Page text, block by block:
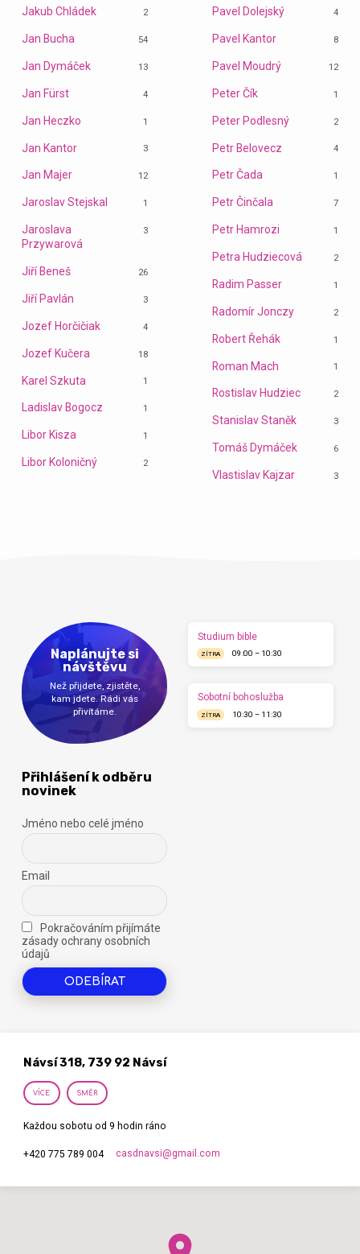
Jakub Chládek 2
Jan Bucha 54
Jan Dymáček 13
Jan Fürst 4
Jan Heczko 1
Jan Kantor 3
Jan Majer 12
Jaroslav Stejskal 1
Jaroslava
Przywarová
3
Jiří Beneš 26
Jiří Pavlán 3
Jozef Horčičiak 4
Jozef Kučera 18
Karel Szkuta 1
Ladislav Bogocz 1
Libor Kisza 1
Libor Koloničný 2
Pavel Dolejský 4
Pavel Kantor 8
Pavel Moudrý 12
Peter Čík 1
Peter Podlesný 2
Petr Belovecz 4
Petr Čada 1
Petr Činčala 7
Petr Hamrozi 1
Petra Hudziecová 2
Radim Passer 1
Radomír Jonczy 2
Robert Řehák 1
Roman Mach 1
Rostislav Hudziec 2
Stanislav Staněk 3
Tomáš Dymáček 6
Vlastislav Kajzar 3
Naplánujte si
návštěvu
Než přijdete, zjistěte,
kam jdete. Rádi vás
přivítáme.
Studium bible
ZÍTRA 09:00 – 10:30
Sobotní bohoslužba
ZÍTRA 10:30 – 11:30
Přihlášení k odběru
novinek
Jméno nebo celé jméno
Email
Pokračováním přijímáte
zásady ochrany osobních
údajů
Návsí 318, 739 92 Návsí
VÍCE SMĚR
Každou sobotu od 9 hodin ráno
+420 775 789 004 casdnavsi​@gmail.com